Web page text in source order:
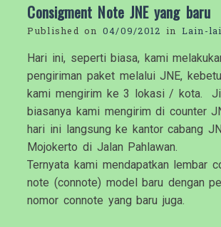
Consigment Note JNE yang baru
Published on 04/09/2012 in Lain-
Hari ini, seperti biasa, kami
pengiriman paket melalui JNE,
kami mengirim ke 3 lokasi / kota.
biasanya kami mengirim di counter
hari ini langsung ke kantor cabang
Mojokerto di Jalan Pahlawan.
Ternyata kami mendapatkan lembar
note (connote) model baru dengan
nomor connote yang baru juga.